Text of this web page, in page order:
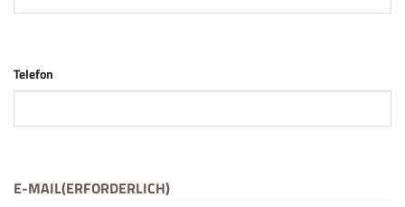
Telefon
E-MAIL(ERFORDERLICH)